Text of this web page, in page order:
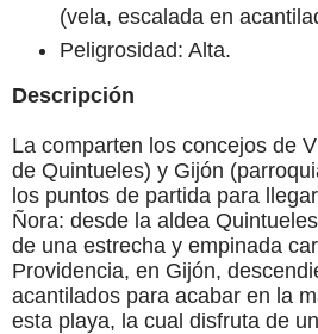
(vela, escalada en
Peligrosidad: Alta.
Descripción
La comparten los concejos de
de Quintueles) y Gijón
los puntos de partida para
Ñora: desde la aldea
de una estrecha y empinada
Providencia, en Gijón,
acantilados para acabar en la
esta playa, la cual disfruta de